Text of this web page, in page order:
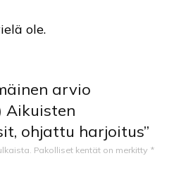
ole.
arvio
Aikuisten
ohjattu harjoitus”
Pakolliset kentät on merkitty *